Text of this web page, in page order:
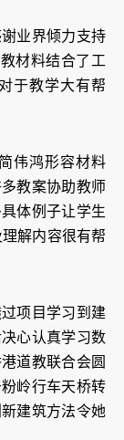
业界倾力支持
材料结合了工
于教学大有帮
伟鸿形容材料
教案协助教师
体例子让学生
理解内容很有帮
项目学习到建
心认真学习数
道教联合会圆
岭行车天桥转
建筑方法令她